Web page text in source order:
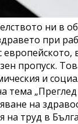
ни в
при
европейското,
пропуск.
и
тема
на
на труд в